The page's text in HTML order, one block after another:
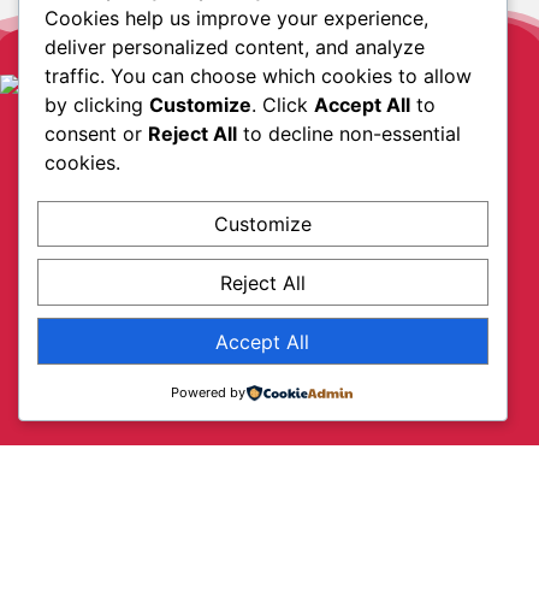
Alle Frauen aus Brandenburg
Cookies help us improve your experience,
deliver personalized content, and analyze
traffic. You can choose which cookies to allow
by clicking Customize. Click Accept All to
consent or Reject All to decline non-essential
cookies.
Customize
Reject All
Accept All
Powered by